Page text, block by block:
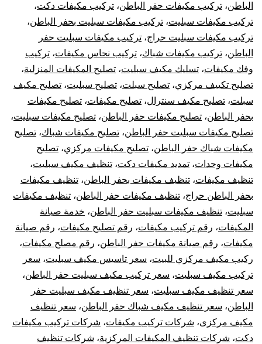
الباطن، تركيب مكيفات حفر الباطن، تركيب مكيفات دكت،
تركيب مكيفات سبليت، تركيب مكيفات سبليت بحفر الباطن،
تركيب مكيفات سبليت حراج، تركيب مكيفات سبليت حفر
الباطن، تركيب مكيفات شباك، تركيب نحاس مكيفات، تركيب
وفك مكيفات، تسليك مكيف سبليت، تصليح المكيفات المنزلية،
تصليح تكييف مركزي، تصليح سبلت، تصليح سبليت، تصليح مكيف
سبلت، تصليح مكيف سنترال، تصليح مكيفات، تصليح مكيفات
بحفر الباطن، تصليح مكيفات حفر الباطن، تصليح مكيفات سبليت،
تصليح مكيفات سبليت حفر الباطن، تصليح مكيفات شباك، تصليح
مكيفات شباك حفر الباطن، تصليح مكيفات مركزي، تصليح
مكيفات وحدات، تمديد مكيفات دكت، تنظيف مكيف سبليت،
تنظيف مكيفات، تنظيف مكيفات بحفر الباطن، تنظيف مكيفات
بحفر الباطن حراج، تنظيف مكيفات حفر الباطن، تنظيف مكيفات
سبليت، تنظيف مكيفات سبليت حفر الباطن، خدمة صيانة
المكيفات، رقم تركيب مكيفات، رقم تصليح مكيفات، رقم صيانة
مكيفات، رقم صيانة مكيفات حفر الباطن، رقم مصلح مكيفات،
ركيب مكيف مركزي للبيت، سعر تاسيس مكيف سبليت، سعر
تركيب مكيف سبليت، سعر تركيب مكيف سبليت حفر الباطن،
سعر تنظيف مكيف سبليت، سعر تنظيف مكيف سبليت حفر
الباطن، سعر تنظيف مكيف شباك حفر الباطن، سعر تنظيف
مكيف مركزى، شركات تركيب مكيفات، شركات تركيب مكيفات
دكت، شركات تنظيف المكيفات المركزية، شركات تنظيف